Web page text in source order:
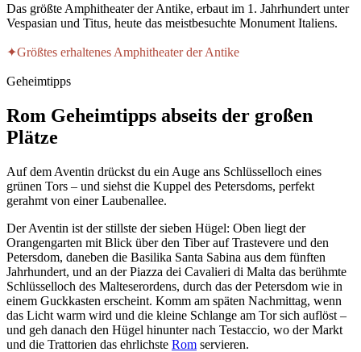
Das größte Amphitheater der Antike, erbaut im 1. Jahrhundert unter
Vespasian und Titus, heute das meistbesuchte Monument Italiens.
✦Größtes erhaltenes Amphitheater der Antike
Geheimtipps
Rom Geheimtipps abseits der großen
Plätze
Auf dem Aventin drückst du ein Auge ans Schlüsselloch eines
grünen Tors – und siehst die Kuppel des Petersdoms, perfekt
gerahmt von einer Laubenallee.
Der Aventin ist der stillste der sieben Hügel: Oben liegt der
Orangengarten mit Blick über den Tiber auf Trastevere und den
Petersdom, daneben die Basilika Santa Sabina aus dem fünften
Jahrhundert, und an der Piazza dei Cavalieri di Malta das berühmte
Schlüsselloch des Malteserordens, durch das der Petersdom wie in
einem Guckkasten erscheint. Komm am späten Nachmittag, wenn
das Licht warm wird und die kleine Schlange am Tor sich auflöst –
und geh danach den Hügel hinunter nach Testaccio, wo der Markt
und die Trattorien das ehrlichste Rom servieren.